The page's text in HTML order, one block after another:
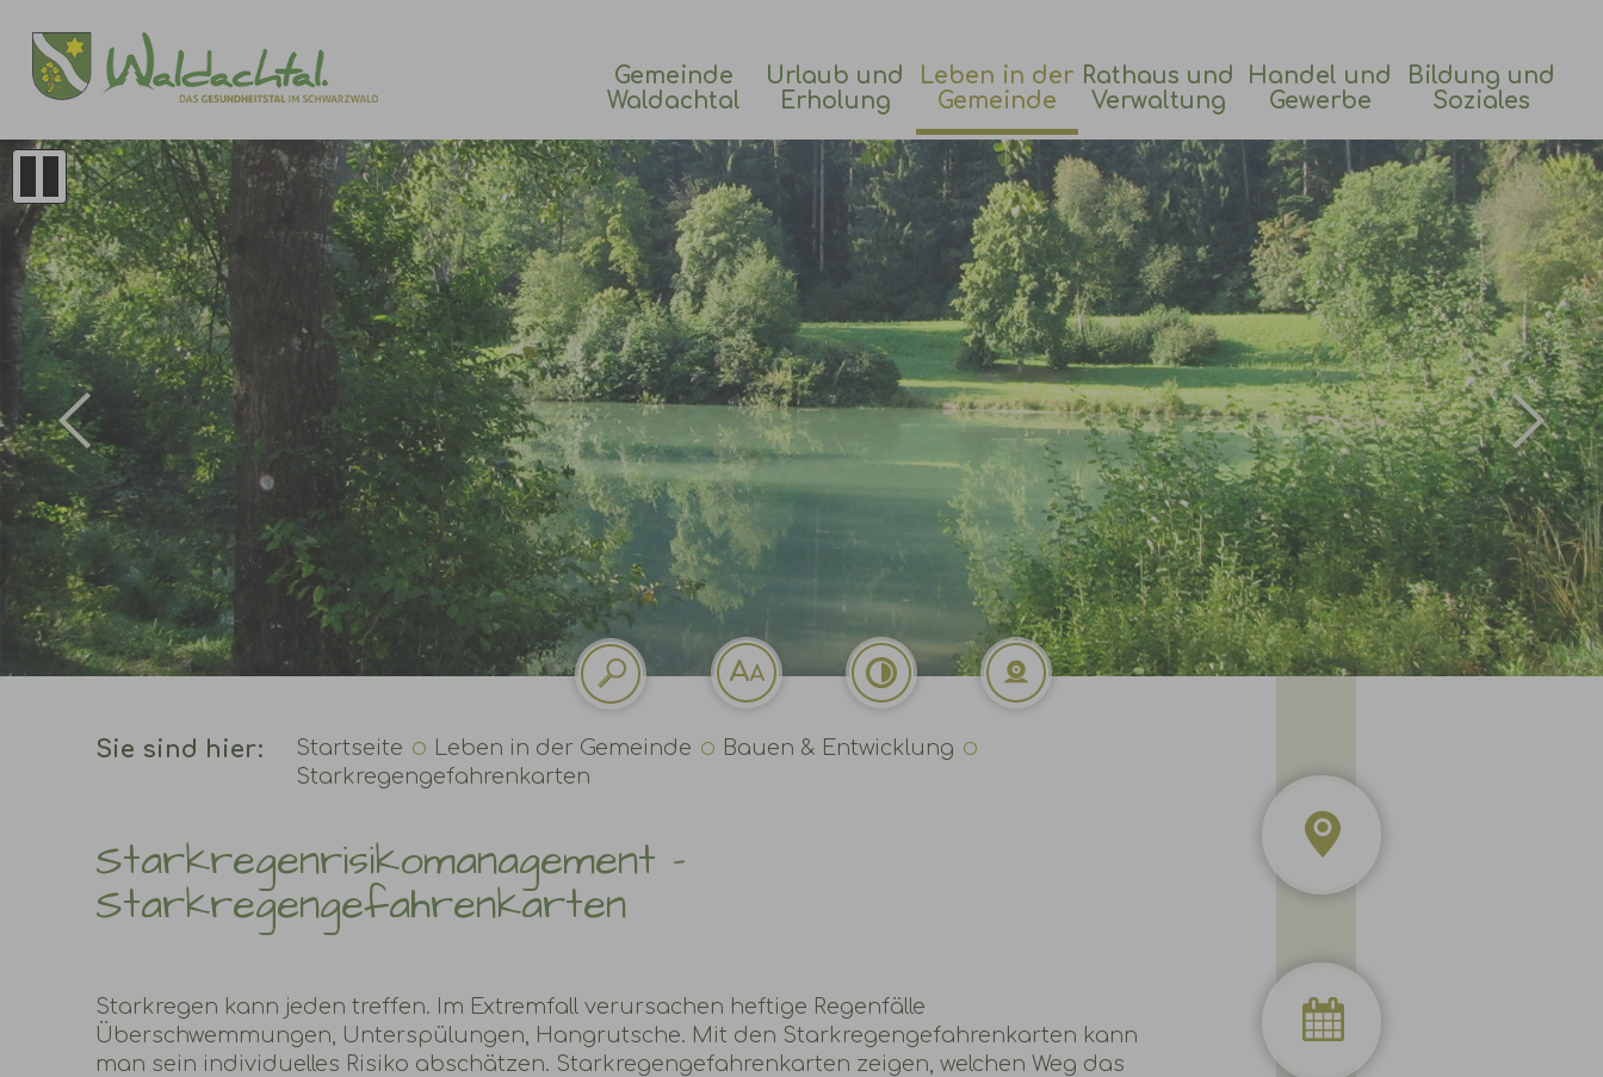
Gemeinde
Waldachtal
Urlaub und
Erholung
Leben in der
Gemeinde
Rathaus und
Verwaltung
Handel und
Gewerbe
Bildung und
Soziales
Sie sind hier: Startseite Leben in der Gemeinde
Bauen & Entwicklung
Starkregengefahrenkarten
Starkregenrisikomanagement -
Starkregengefahrenkarten
Starkregen kann jeden treffen. Im Extremfall verursachen heftige Regenfälle
Überschwemmungen, Unterspülungen, Hangrutsche. Mit den Starkregengefahrenkarten kann
man sein individuelles Risiko abschätzen. Starkregengefahrenkarten zeigen, welchen Weg das